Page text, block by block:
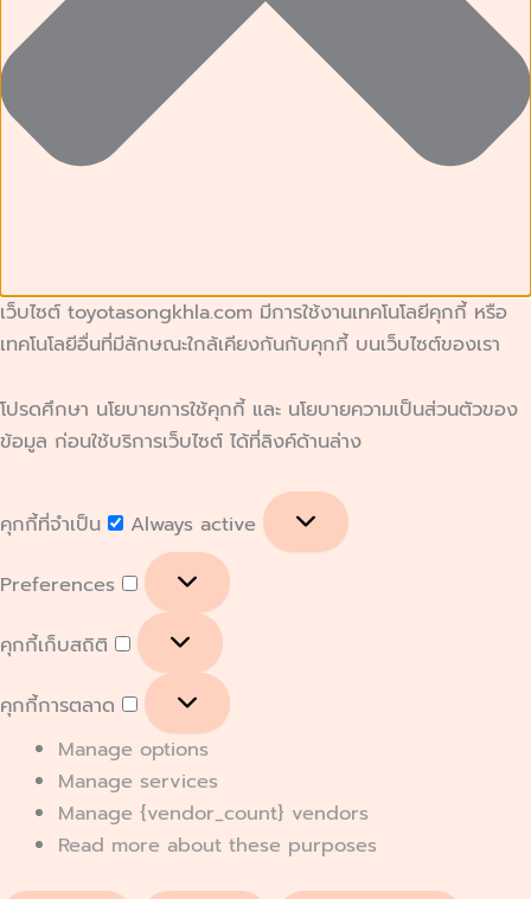
เว็บไซต์ toyotasongkhla.com มีการใช้งานเทคโนโลยีคุกกี้ หรือ
เทคโนโลยีอื่นที่มีลักษณะใกล้เคียงกันกับคุกกี้ บนเว็บไซต์ของเรา
โปรดศึกษา นโยบายการใช้คุกกี้ และ นโยบายความเป็นส่วนตัวของ
ข้อมูล ก่อนใช้บริการเว็บไซต์ ได้ที่ลิงค์ด้านล่าง
คุกกี้ที่จำเป็น Always active
Preferences
คุกกี้เก็บสถิติ
คุกกี้การตลาด
Manage options
Manage services
Manage {vendor_count} vendors
Read more about these purposes